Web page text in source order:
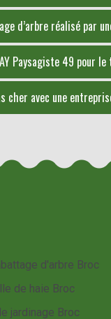
d’arbre réalisé par
Paysagiste 49 pour
cher avec une
d'arbre Broc
de haie Broc
jardinage Broc